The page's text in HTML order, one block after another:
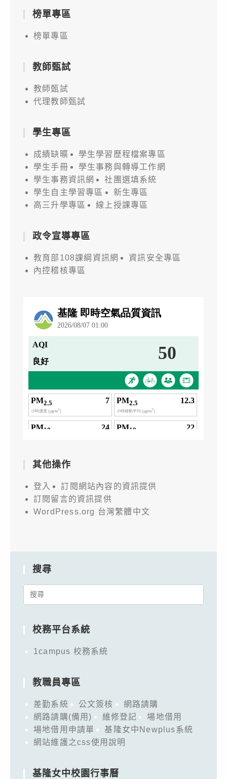
榜單專區
榜單專區
教師甄試
教師甄試
代理教師甄試
學生專區
成績缺曠
學生學習歷程檔案專區
學生手冊
學生事務與轉導工作網
學生事務資訊網
社團選填系統
學生自主學習專區
新生專區
高三升學專區
線上授課專區
政令宣導專區
教育部108課綱資訊網
資訊安全專區
內控稽核專區
其他操作
登入
訂閱網站內容的資訊提供
訂閱留言的資訊提供
WordPress.org 台灣繁體中文
搜尋
Search
校務平台系統
1campus 校務系統
教職員專區
差勤系統 公文簽核
網路請購
網路請購(備用)
維修登記
場地借用
場地借用申請單
基隆女中Newplus系統
網站維護之css使用說明
基隆女中校園行事曆